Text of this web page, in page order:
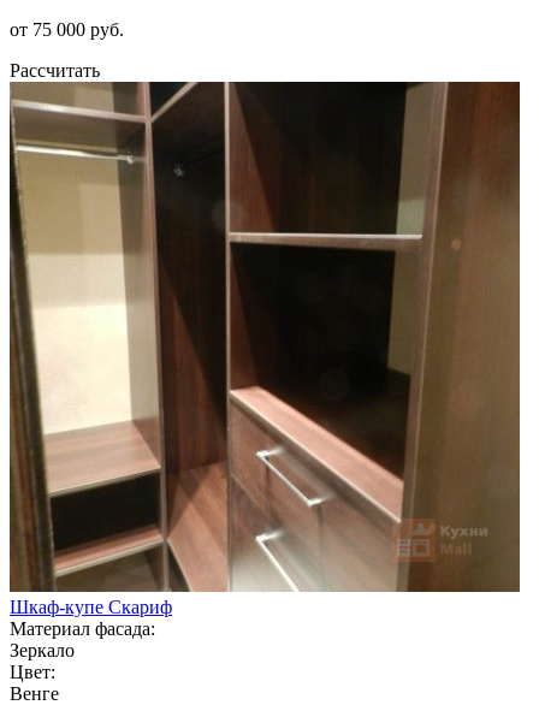
от 75 000 руб.
Рассчитать
Шкаф-купе Скариф
Материал фасада:
Зеркало
Цвет:
Венге